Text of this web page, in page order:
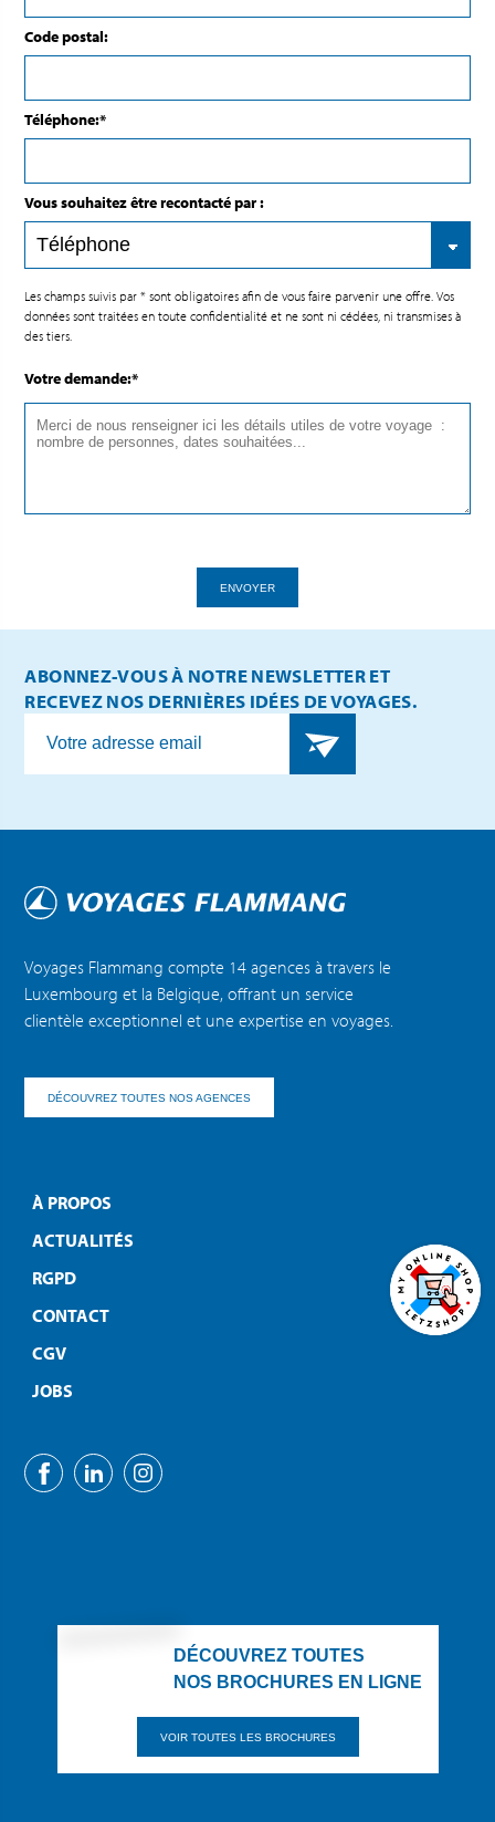
Code postal:
Téléphone:*
Vous souhaitez être recontacté par :
Les champs suivis par * sont obligatoires afin de vous faire parvenir une offre. Vos
données sont traitées en toute confidentialité et ne sont ni cédées, ni transmises à
des tiers.
Votre demande:*
ENVOYER
ABONNEZ-VOUS À NOTRE NEWSLETTER ET
RECEVEZ NOS DERNIÈRES IDÉES DE VOYAGES.
Voyages Flammang compte 14 agences à travers le
Luxembourg et la Belgique, offrant un service
clientèle exceptionnel et une expertise en voyages.
DÉCOUVREZ TOUTES NOS AGENCES
À PROPOS
ACTUALITÉS
RGPD
CONTACT
CGV
JOBS
DÉCOUVREZ TOUTES
NOS BROCHURES EN LIGNE
VOIR TOUTES LES BROCHURES